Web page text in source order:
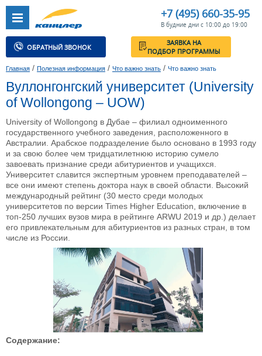
+7 (495) 660-35-95
В будние дни с 10:00 до 19:00
ОБРАТНЫЙ ЗВОНОК
ЗАЯВКА НА
ПОДБОР ПРОГРАММЫ
Главная / Полезная информация / Что важно знать / Что важно знать
Вуллонгонгский университет (University
of Wollongong – UOW)
University of Wollongong в Дубае – филиал одноименного
государственного учебного заведения, расположенного в
Австралии. Арабское подразделение было основано в 1993 году
и за свою более чем тридцатилетнюю историю сумело
завоевать признание среди абитуриентов и учащихся.
Университет славится экспертным уровнем преподавателей –
все они имеют степень доктора наук в своей области. Высокий
международный рейтинг (30 место среди молодых
университетов по версии Times Higher Education, включение в
топ-250 лучших вузов мира в рейтинге ARWU 2019 и др.) делает
его привлекательным для абитуриентов из разных стран, в том
числе из России.
Содержание: